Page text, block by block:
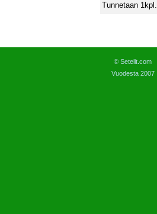
Tunnetaan 1kpl.
© Setelit.com
Vuodesta 2007